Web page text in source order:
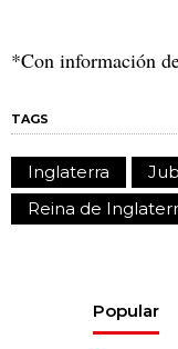
*Con información
TAGS
Inglaterra
Reina de
Popular